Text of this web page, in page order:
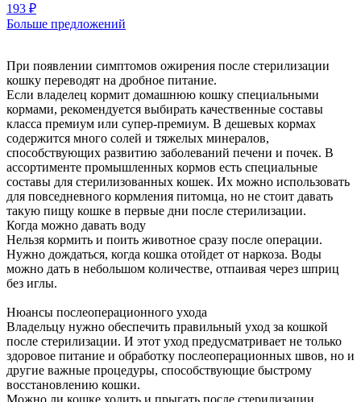
193 ₽
Больше предложений
При появлении симптомов ожирения после стерилизации
кошку переводят на дробное питание.
Если владелец кормит домашнюю кошку специальными
кормами, рекомендуется выбирать качественные составы
класса премиум или супер-премиум. В дешевых кормах
содержится много солей и тяжелых минералов,
способствующих развитию заболеваний печени и почек. В
ассортименте промышленных кормов есть специальные
составы для стерилизованных кошек. Их можно использовать
для повседневного кормления питомца, но не стоит давать
такую пищу кошке в первые дни после стерилизации.
Когда можно давать воду
Нельзя кормить и поить животное сразу после операции.
Нужно дождаться, когда кошка отойдет от наркоза. Воды
можно дать в небольшом количестве, отпаивая через шприц
без иглы.
Нюансы послеоперационного ухода
Владельцу нужно обеспечить правильный уход за кошкой
после стерилизации. И этот уход предусматривает не только
здоровое питание и обработку послеоперационных швов, но и
другие важные процедуры, способствующие быстрому
восстановлению кошки.
Можно ли кошке ходить и прыгать после стерилизации